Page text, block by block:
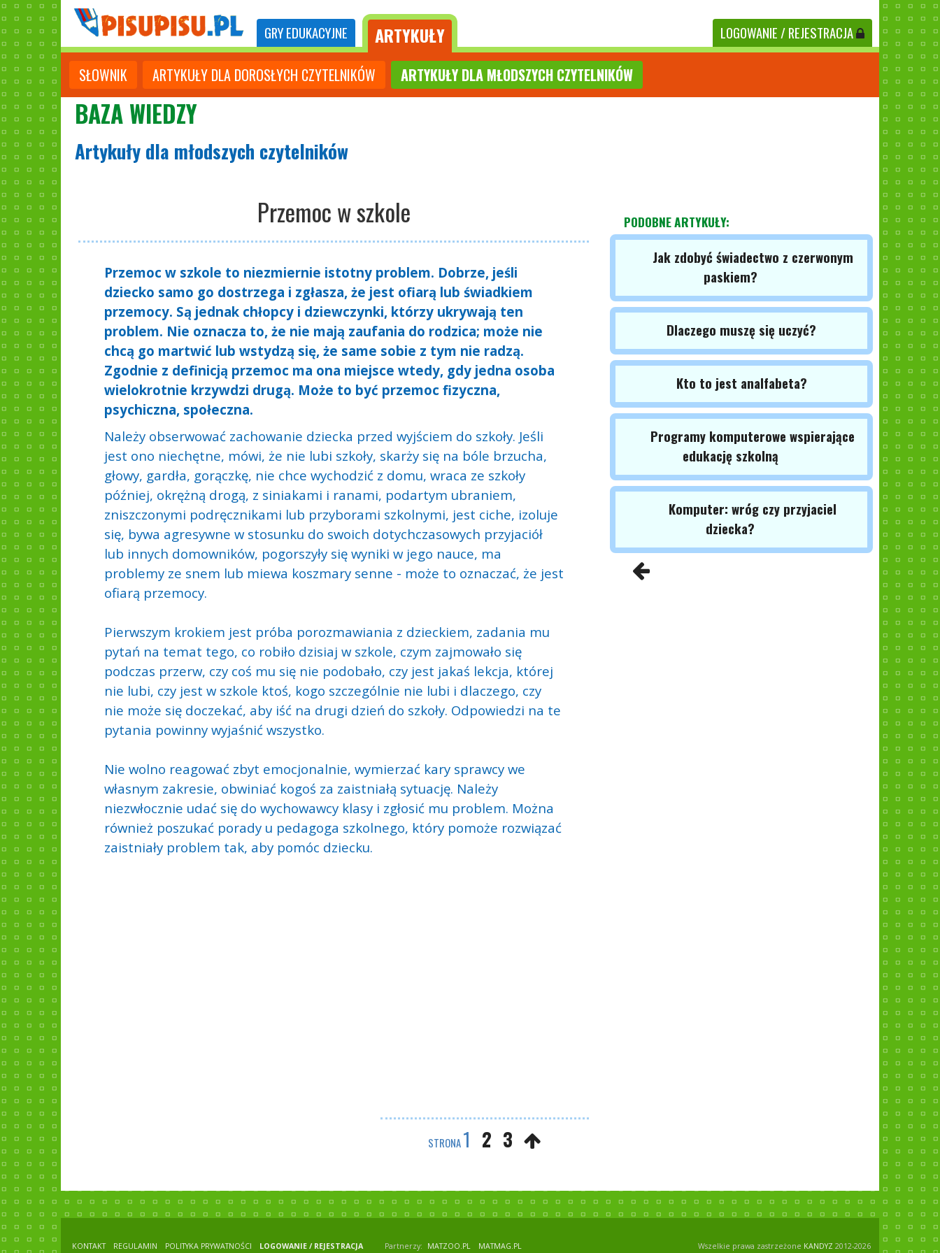
GRYEDUKACYJNE ARTYKUŁY LOGOWANIE / REJESTRACJA
SŁOWNIK ARTYKUŁY DLA DOROSŁYCH CZYTELNIKÓW ARTYKUŁY DLA MŁODSZYCH CZYTELNIKÓW
BAZA WIEDZY
Artykuły dla młodszych czytelników
Przemoc w szkole
Przemoc w szkole to niezmiernie istotny problem. Dobrze, jeśli
dziecko samo go dostrzega i zgłasza, że jest ofiarą lub świadkiem
przemocy. Są jednak chłopcy i dziewczynki, którzy ukrywają ten
problem. Nie oznacza to, że nie mają zaufania do rodzica; może nie
chcą go martwić lub wstydzą się, że same sobie z tym nie radzą.
Zgodnie z definicją przemoc ma ona miejsce wtedy, gdy jedna osoba
wielokrotnie krzywdzi drugą. Może to być przemoc fizyczna,
psychiczna, społeczna.
Należy obserwować zachowanie dziecka przed wyjściem do szkoły. Jeśli
jest ono niechętne, mówi, że nie lubi szkoły, skarży się na bóle brzucha,
głowy, gardła, gorączkę, nie chce wychodzić z domu, wraca ze szkoły
później, okrężną drogą, z siniakami i ranami, podartym ubraniem,
zniszczonymi podręcznikami lub przyborami szkolnymi, jest ciche, izoluje
się, bywa agresywne w stosunku do swoich dotychczasowych przyjaciół
lub innych domowników, pogorszyły się wyniki w jego nauce, ma
problemy ze snem lub miewa koszmary senne - może to oznaczać, że jest
ofiarą przemocy.
Pierwszym krokiem jest próba porozmawiania z dzieckiem, zadania mu
pytań na temat tego, co robiło dzisiaj w szkole, czym zajmowało się
podczas przerw, czy coś mu się nie podobało, czy jest jakaś lekcja, której
nie lubi, czy jest w szkole ktoś, kogo szczególnie nie lubi i dlaczego, czy
nie może się doczekać, aby iść na drugi dzień do szkoły. Odpowiedzi na te
pytania powinny wyjaśnić wszystko.
Nie wolno reagować zbyt emocjonalnie, wymierzać kary sprawcy we
własnym zakresie, obwiniać kogoś za zaistniałą sytuację. Należy
niezwłocznie udać się do wychowawcy klasy i zgłosić mu problem. Można
również poszukać porady u pedagoga szkolnego, który pomoże rozwiązać
zaistniały problem tak, aby pomóc dziecku.
STRONA1 2 3
PODOBNE ARTYKUŁY:
Jak zdobyć świadectwo z czerwonym
paskiem?
Dlaczego muszę się uczyć?
Kto to jest analfabeta?
Programy komputerowe wspierające
edukację szkolną
Komputer: wróg czy przyjaciel
dziecka?
KONTAKT REGULAMIN POLITYKA PRYWATNOŚCI LOGOWANIE / REJESTRACJA Partnerzy: MATZOO.PL MATMAG.PL Wszelkie prawa zastrzeżone KANDYZ 2012-2026